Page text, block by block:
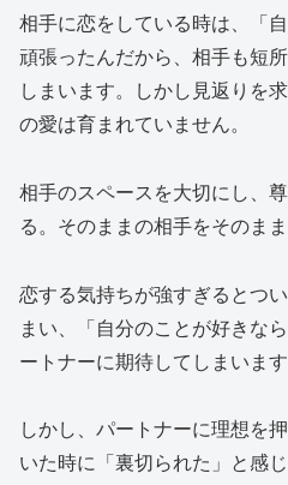
相手に恋をしている時は、「
頑張ったんだから、相手も短
しまいます。しかし見返りを
の愛は育まれていません。
相手のスペースを大切にし、
る。そのままの相手をそのま
恋する気持ちが強すぎるとつ
まい、「自分のことが好きな
ートナーに期待してしまいます
しかし、パートナーに理想を
いた時に「裏切られた」と感